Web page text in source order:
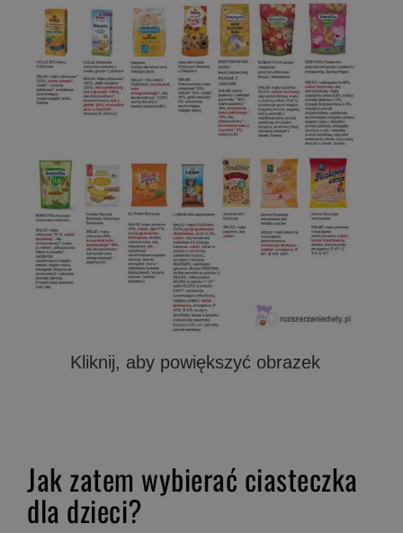
Kliknij, aby powiększyć obrazek
Jak zatem wybierać ciasteczka
dla dzieci?